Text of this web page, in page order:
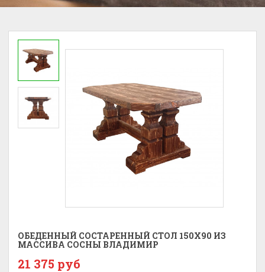
ОБЕДЕННЫЙ СОСТАРЕННЫЙ СТОЛ 150X90 ИЗ
МАССИВА СОСНЫ ВЛАДИМИР
21 375 руб